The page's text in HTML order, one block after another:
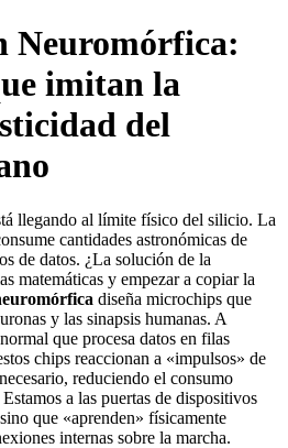
Neuromórfica:
imitan la
del
llegando al límite físico del silicio. La
cantidades astronómicas de
de datos. ¿La solución de la
matemáticas y empezar a copiar la
diseña microchips que
y las sinapsis humanas. A
que procesa datos en filas
chips reaccionan a «impulsos» de
reduciendo el consumo
a las puertas de dispositivos
que «aprenden» físicamente
internas sobre la marcha.